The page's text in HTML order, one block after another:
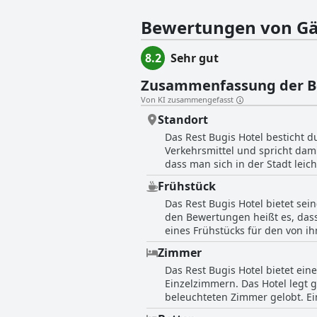
Hotel liegt nur wenige Gehminuten
ein idealer Ausgangspunkt für
25 Autominuten entfernt und bietet
im Rest Bugis Hotel ist mit einem
ausgestattet und bietet den Gästen einen
seiner Gäste eingestellt und bietet
Dienstleistungen wie Wäscherei
mehrsprachige Personal, die
noch attraktiver. Darüber hinaus
kostenlosen Sitzbereich und CCTV
in den öffentlichen Bereichen
Geschäftsreisende, die einen
Bewertungen von
8.2 Sehr gut
Zusammenfassung der
Von KI zusammengefasst
Standort
Das Rest Bugis Hotel besticht
Verkehrsmittel und spricht
dass man sich in der Stadt
kulinarischen Köstlichkeiten
die Marina Bay besuchen.
Sie allein oder in einer Gruppe
Frühstück
Das Rest Bugis Hotel bietet
den Bewertungen heißt es,
eines Frühstücks für den von
Einkaufszentrum mit
es begrenzt, enttäuschend
man frühstücken kann, aber
vielleicht nicht die ideale Wahl.
Zimmer
Das Rest Bugis Hotel bietet
Einzelzimmern. Das Hotel legt
beleuchteten Zimmer gelobt.
genug für ihre Bedürfnisse.